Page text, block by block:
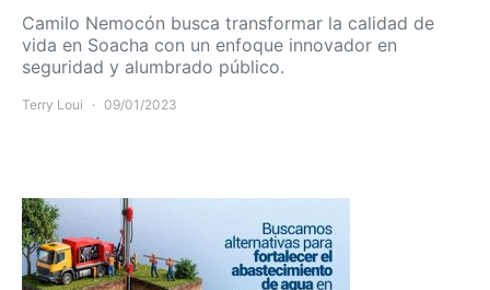
Camilo Nemocón busca transformar la calidad de
vida en Soacha con un enfoque innovador en
seguridad y alumbrado público.
Terry Loui 09/01/2023